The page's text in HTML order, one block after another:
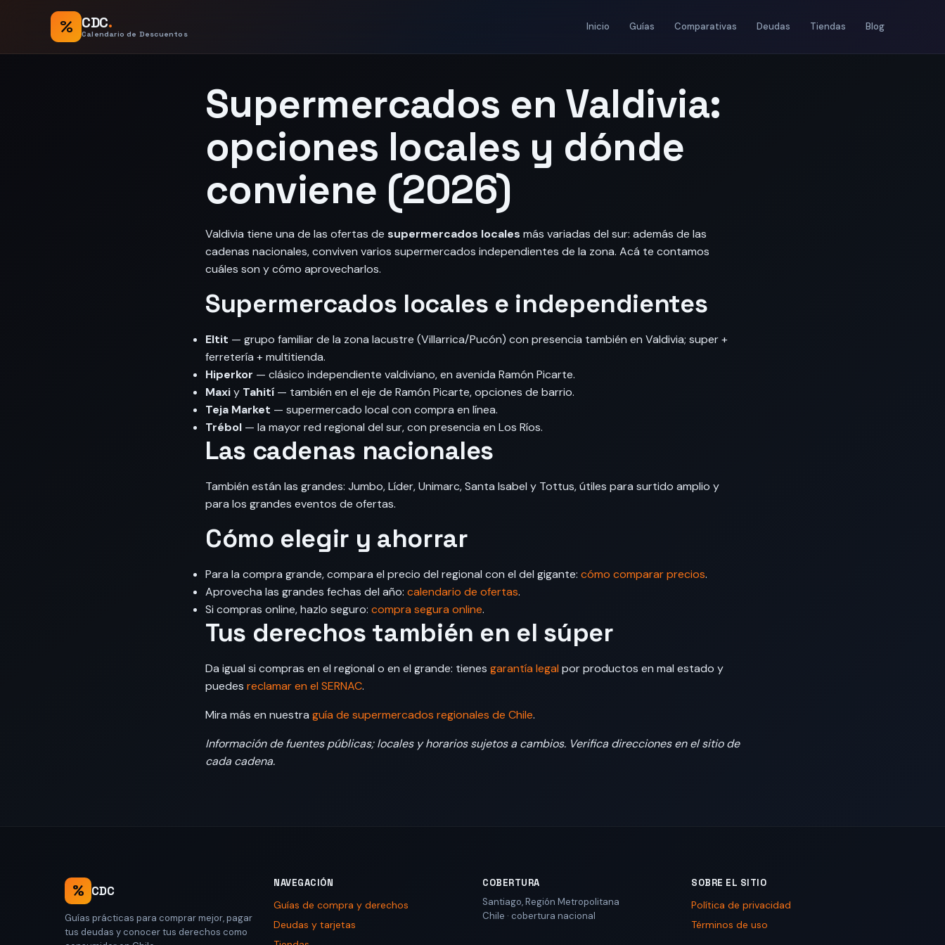
% CDC.
Calendario de Descuentos
Inicio Guías Comparativas Deudas Tiendas Blog
Supermercados en Valdivia:
opciones locales y dónde
conviene (2026)
Valdivia tiene una de las ofertas de supermercados locales más variadas del sur: además de las
cadenas nacionales, conviven varios supermercados independientes de la zona. Acá te contamos
cuáles son y cómo aprovecharlos.
Supermercados locales e independientes
Eltit — grupo familiar de la zona lacustre (Villarrica/Pucón) con presencia también en Valdivia; super +
ferretería + multitienda.
Hiperkor — clásico independiente valdiviano, en avenida Ramón Picarte.
Maxiy Tahití — también en el eje de Ramón Picarte, opciones de barrio.
Teja Market — supermercado local con compra en línea.
Trébol — la mayor red regional del sur, con presencia en Los Ríos.
Las cadenas nacionales
También están las grandes: Jumbo, Líder, Unimarc, Santa Isabel y Tottus, útiles para surtido amplio y
para los grandes eventos de ofertas.
Cómo elegir y ahorrar
Para la compra grande, compara el precio del regional con el del gigante: cómo comparar precios.
Aprovecha las grandes fechas del año: calendario de ofertas.
Si compras online, hazlo seguro: compra segura online.
Tus derechos también en el súper
Da igual si compras en el regional o en el grande: tienes garantía legal por productos en mal estado y
puedes reclamar en el SERNAC.
Mira más en nuestra guía de supermercados regionales de Chile.
Información de fuentes públicas; locales y horarios sujetos a cambios. Verifica direcciones en el sitio de
cada cadena.
% CDC
Guías prácticas para comprar mejor, pagar
tus deudas y conocer tus derechos como
NAVEGACIÓN
Guías de compra y derechos
Deudas y tarjetas
COBERTURA
Santiago,Región Metropolitana
Chile · cobertura nacional
SOBRE EL SITIO
Política de privacidad
Términos de uso